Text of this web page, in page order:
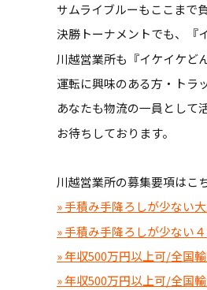
サムライブルーもここまで
決勝トーナメントでも、『
川越営業所も『イケイケど
運転に興味のある方・トラ
あなたも物流の一員として
お待ちしております。
川越営業所の募集要項は
» 手積み手降ろしが少ない
» 手積み手降ろしが少ない
» 年収500万円以上可/全国
» 年収500万円以上可/全国